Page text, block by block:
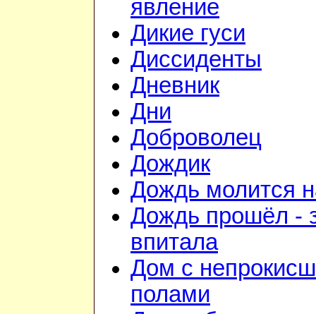
явление
Дикие гуси
Диссиденты
Дневник
Дни
Доброволец
Дождик
Дождь молится
Дождь прошёл -
впитала
Дом с
полами